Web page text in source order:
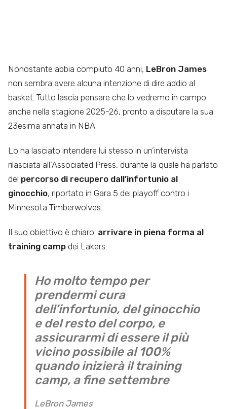
Nonostante abbia compiuto 40 anni, LeBron James
non sembra avere alcuna intenzione di dire addio al
basket. Tutto lascia pensare che lo vedremo in campo
anche nella stagione 2025-26, pronto a disputare la sua
23esima annata in NBA.
Lo ha lasciato intendere lui stesso in un’intervista
rilasciata all’Associated Press, durante la quale ha parlato
del percorso di recupero dall’infortunio al
ginocchio, riportato in Gara 5 dei playoff contro i
Minnesota Timberwolves.
Il suo obiettivo è chiaro: arrivare in piena forma al
training camp dei Lakers.
Ho molto tempo per
prendermi cura
dell’infortunio, del ginocchio
e del resto del corpo, e
assicurarmi di essere il più
vicino possibile al 100%
quando inizierà il training
camp, a fine settembre
LeBron James